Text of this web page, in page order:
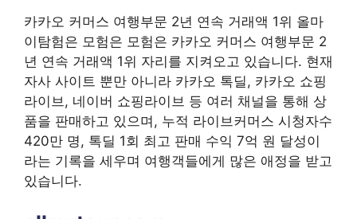
카카오 커머스 여행부문 2년 연속 거래액 1위 올마
이탐험은 모험은 모험은 카카오 커머스 여행부문 2
년 연속 거래액 1위 자리를 지켜오고 있습니다. 현재
자사 사이트 뿐만 아니라 카카오 톡딜, 카카오 쇼핑
라이브, 네이버 쇼핑라이브 등 여러 채널을 통해 상
품을 판매하고 있으며, 누적 라이브커머스 시청자수
420만 명, 톡딜 1회 최고 판매 수익 7억 원 달성이
라는 기록을 세우며 여행객들에게 많은 애정을 받고
있습니다.